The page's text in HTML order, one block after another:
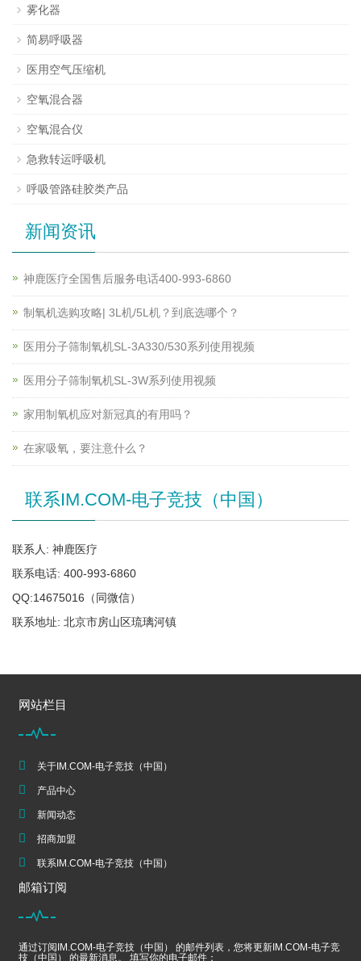
雾化器
简易呼吸器
医用空气压缩机
空氧混合器
空氧混合仪
急救转运呼吸机
呼吸管路硅胶类产品
新闻资讯
神鹿医疗全国售后服务电话400-993-6860
制氧机选购攻略| 3L机/5L机？到底选哪个？
医用分子筛制氧机SL-3A330/530系列使用视频
医用分子筛制氧机SL-3W系列使用视频
家用制氧机应对新冠真的有用吗？
在家吸氧，要注意什么？
联系IM.COM-电子竞技（中国）
联系人: 神鹿医疗
联系电话: 400-993-6860
QQ:14675016（同微信）
联系地址: 北京市房山区琉璃河镇
网站栏目
关于IM.COM-电子竞技（中国）
产品中心
新闻动态
招商加盟
联系IM.COM-电子竞技（中国）
邮箱订阅
通过订阅IM.COM-电子竞技（中国） 的邮件列表，您将更新IM.COM-电子竞
技（中国） 的最新消息。 填写你的电子邮件：